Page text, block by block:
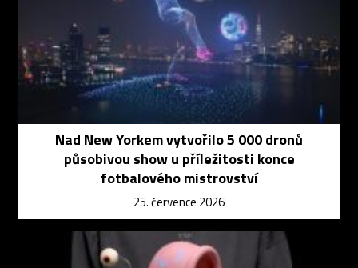
Nad New Yorkem vytvořilo 5 000 dronů
působivou show u příležitosti konce
fotbalového mistrovství
25. července 2026